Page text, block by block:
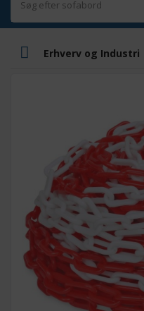
Erhverv og Industri